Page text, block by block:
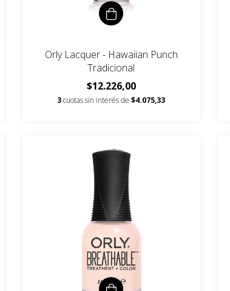
Orly Lacquer - Hawaiian Punch
Tradicional
$12.226,00
3cuotas sin interés de$4.075,33